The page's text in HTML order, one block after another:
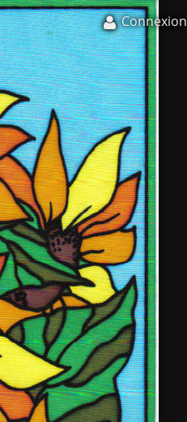
Connexion